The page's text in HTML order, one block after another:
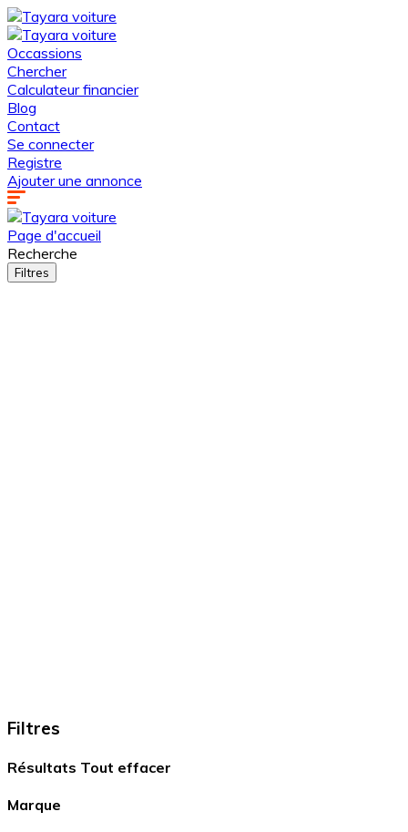
Occassions
Chercher
Calculateur financier
Blog
Contact
Se connecter
Registre
Ajouter une annonce
Page d'accueil
Recherche
Filtres
Filtres
Résultats Tout effacer
Marque